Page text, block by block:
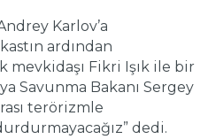
Karlov’a
ardından
mevkidaşı Fikri Işık ile bir
Savunma Bakanı Sergey
terörizmle
dedi.